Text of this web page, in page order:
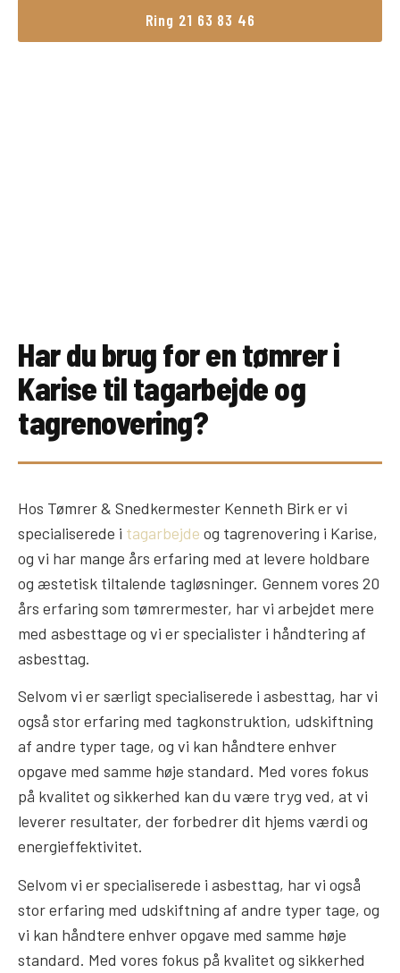
Ring 21 63 83 46
Har du brug for en tømrer i
Karise til tagarbejde og
tagrenovering?
Hos Tømrer & Snedkermester Kenneth Birk er vi
specialiserede i tagarbejde og tagrenovering i Karise,
og vi har mange års erfaring med at levere holdbare
og æstetisk tiltalende tagløsninger. Gennem vores 20
års erfaring som tømrermester, har vi arbejdet mere
med asbesttage og vi er specialister i håndtering af
asbesttag.
Selvom vi er særligt specialiserede i asbesttag, har vi
også stor erfaring med tagkonstruktion, udskiftning
af andre typer tage, og vi kan håndtere enhver
opgave med samme høje standard. Med vores fokus
på kvalitet og sikkerhed kan du være tryg ved, at vi
leverer resultater, der forbedrer dit hjems værdi og
energieffektivitet.
Selvom vi er specialiserede i asbesttag, har vi også
stor erfaring med udskiftning af andre typer tage, og
vi kan håndtere enhver opgave med samme høje
standard. Med vores fokus på kvalitet og sikkerhed